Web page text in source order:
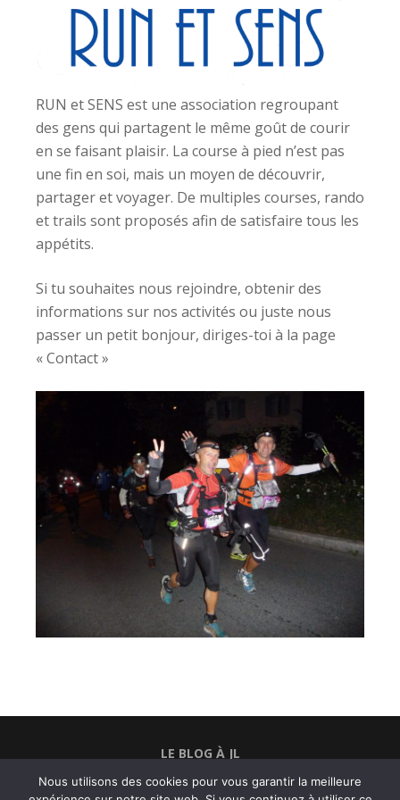
RUN et SENS est une association regroupant
des gens qui partagent le même goût de courir
en se faisant plaisir. La course à pied n’est pas
une fin en soi, mais un moyen de découvrir,
partager et voyager. De multiples courses, rando
et trails sont proposés afin de satisfaire tous les
appétits.
Si tu souhaites nous rejoindre, obtenir des
informations sur nos activités ou juste nous
passer un petit bonjour, diriges-toi à la page
« Contact »
LE BLOG À JL
BELFORTRAIL
Nous utilisons des cookies pour vous garantir la meilleure